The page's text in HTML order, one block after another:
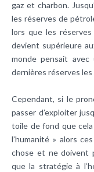
gaz et charbon.
les réserves de
lors que les
devient supérieure
monde pensait
dernières réserves
Cependant, si le
passer d’exploiter
toile de fond que
l’humanité » alors
chose et ne doivent
que la stratégie à